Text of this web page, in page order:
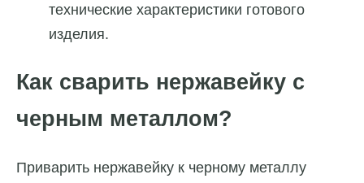
технические характеристики готового
изделия.
Как сварить нержавейку с
черным металлом?
Приварить нержавейку к черному металлу